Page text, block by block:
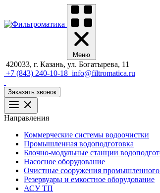
Меню
420033, г. Казань, ул. Богатырева, 11
+7 (843) 240-10-18 info@filtromatica.ru
Заказать звонок
Направления
Коммерческие системы водоочистки
Промышленная водоподготовка
Блочно-модульные станции
Насосное оборудование
Очистные сооружения промышленного
Резервуары и емкостное оборудование
АСУ ТП